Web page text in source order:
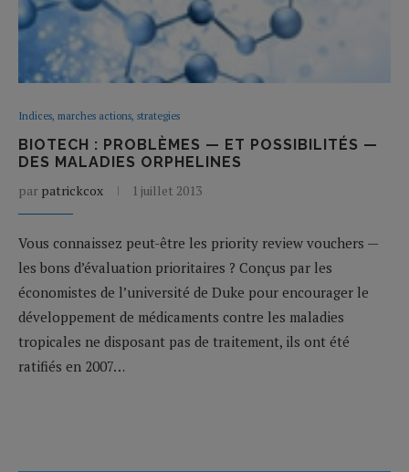
Indices, marches actions, strategies
BIOTECH : PROBLÈMES — ET POSSIBILITÉS —
DES MALADIES ORPHELINES
par patrickcox 1 juillet 2013
Vous connaissez peut-être les priority review vouchers —
les bons d’évaluation prioritaires ? Conçus par les
économistes de l’université de Duke pour encourager le
développement de médicaments contre les maladies
tropicales ne disposant pas de traitement, ils ont été
ratifiés en 2007…